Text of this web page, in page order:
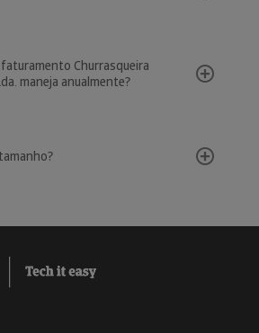
Churrasqueira
maneja anualmente?